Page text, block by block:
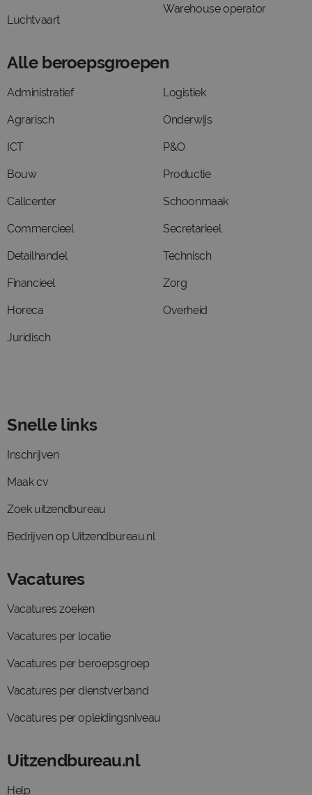
Luchtvaart
Warehouse operator
Alle beroepsgroepen
Administratief
Agrarisch
ICT
Bouw
Callcenter
Commercieel
Detailhandel
Financieel
Horeca
Juridisch
Logistiek
Onderwijs
P&O
Productie
Schoonmaak
Secretarieel
Technisch
Zorg
Overheid
Snelle links
Inschrijven
Maak cv
Zoek uitzendbureau
Bedrijven op Uitzendbureau.nl
Vacatures
Vacatures zoeken
Vacatures per locatie
Vacatures per beroepsgroep
Vacatures per dienstverband
Vacatures per opleidingsniveau
Uitzendbureau.nl
Help